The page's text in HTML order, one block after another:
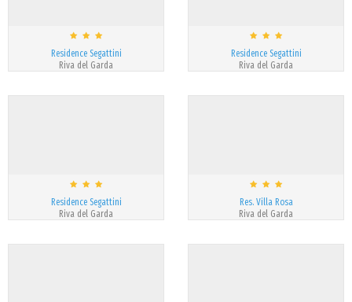
Residence Segattini
Riva del Garda
Residence Segattini
Riva del Garda
Residence Segattini
Riva del Garda
Res. Villa Rosa
Riva del Garda